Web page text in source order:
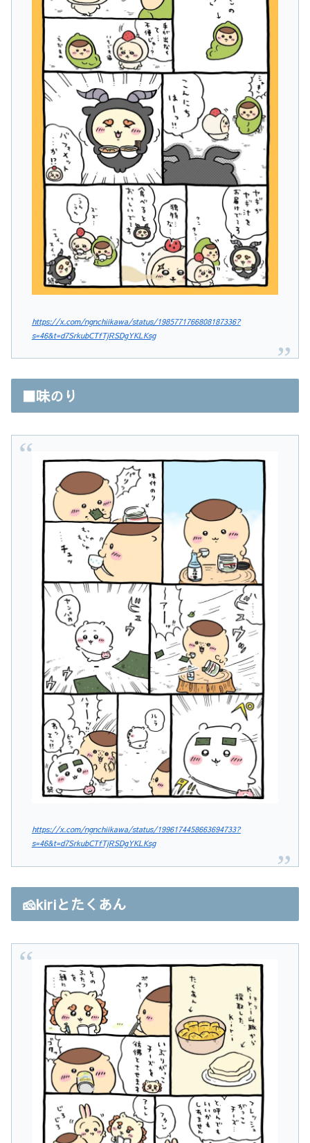
https://x.com/ngnchiikawa/status/1985771766808187336?
s=46&t=d7SrkubCTfTjRSDgYKLKsg
⬛️味のり
https://x.com/ngnchiikawa/status/1996174458663694733?
s=46&t=d7SrkubCTfTjRSDgYKLKsg
🧀kiriとたくあん